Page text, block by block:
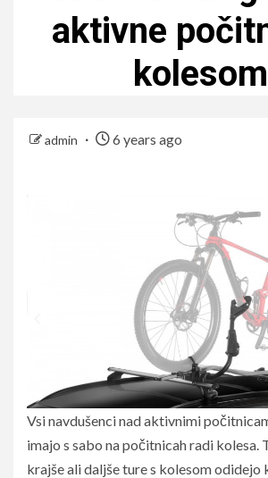
aktivne
kolesom
admin 6 years ago
Vsi navdušenci nad aktivnimi
imajo s sabo na počitnicah radi kolesa.
krajše ali daljše ture s kolesom